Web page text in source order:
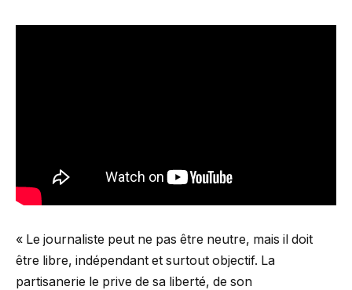
« Le journaliste peut ne pas être neutre, mais il doit
être libre, indépendant et surtout objectif. La
partisanerie le prive de sa liberté, de son